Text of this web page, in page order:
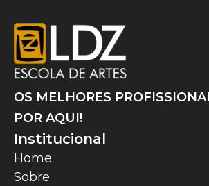
OS MELHORES
POR AQUI!
Institucional
Home
Sobre